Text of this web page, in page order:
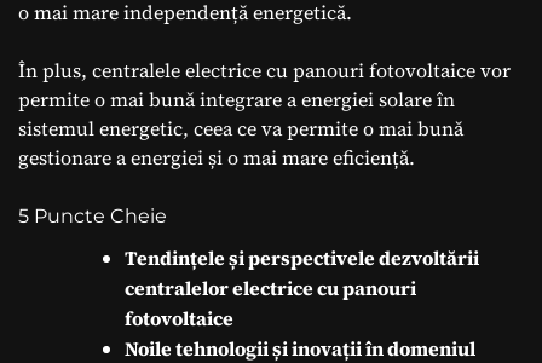
o mai mare independență energetică.
În plus, centralele electrice cu panouri fotovoltaice vor
permite o mai bună integrare a energiei solare în
sistemul energetic, ceea ce va permite o mai bună
gestionare a energiei și o mai mare eficiență.
5 Puncte Cheie
Tendințele și perspectivele dezvoltării
centralelor electrice cu panouri
fotovoltaice
Noile tehnologii și inovații în domeniul